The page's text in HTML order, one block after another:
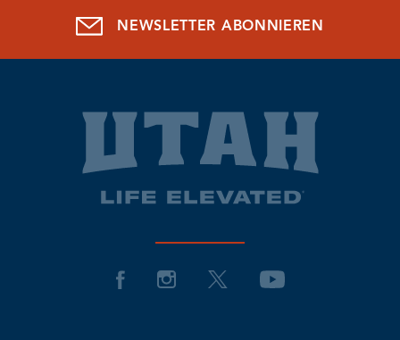
NEWSLETTER ABONNIEREN